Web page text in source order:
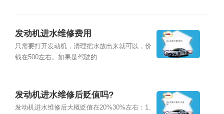
发动机进水维修费用
只需要打开发动机，清理把水放出来就可以，价
钱在500左右。如果是驾驶的...
发动机进水维修后贬值吗?
发动机进水维修后大概贬值在20%30%左右：1、